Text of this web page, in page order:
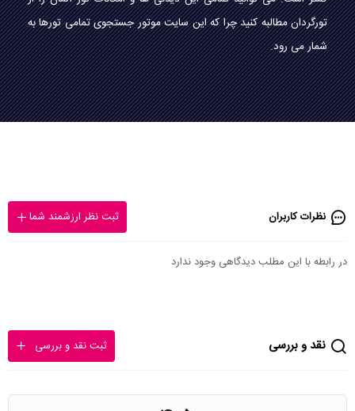
تورگردان مطالبه کنید چرا که این سایت موتور جستجوی تمامی تورها به
شمار می رود.
نظرات کاربران ثبت نظر ارزشمند شما
در رابطه با این مطلب دیدگاهی وجود ندارد
نقد و بررسی ثبت نقد و بررسی